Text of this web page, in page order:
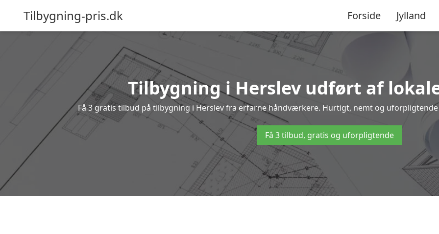
Tilbygning-pris.dk Forside Jylland
Tilbygning i Herslev udført af
Få 3 gratis tilbud på tilbygning i Herslev fra erfarne håndværkere. Hurtigt, nemt og
Få 3 tilbud, gratis og uforpligtende